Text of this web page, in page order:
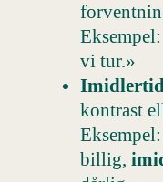
vi tur.»
kontrast
billig,